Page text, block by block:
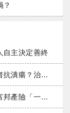
？
自主決定善終
保給付困境一次看
遠距醫療與緊急救援